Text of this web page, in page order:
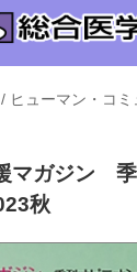
/ ヒューマン・コ
マガジン
秋